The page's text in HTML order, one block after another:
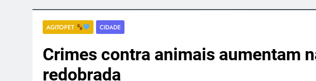
AGITOPET CIDADE
Crimes contra animais aumentam
redobrada